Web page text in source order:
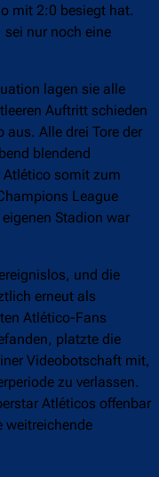
mit 2:0 besiegt hat.
sei nur noch eine
lagen sie alle
Auftritt schieden
aus. Alle drei Tore der
blendend
somit zum
League
Stadion war
und die
erneut als
Atlético-Fans
platzte die
Videobotschaft mit,
zu verlassen.
Atléticos offenbar
weitreichende